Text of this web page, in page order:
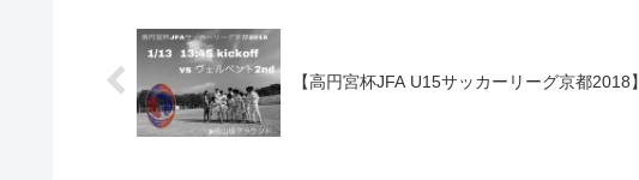
【高円宮杯JFA U15サッカーリーグ京都2018】